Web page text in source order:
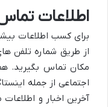
اطلاعات
برای کسب اطلاعات
از طریق شماره تلفن
مکان تماس بگیرید.
اجتماعی از جمله
آخرین اخبار و